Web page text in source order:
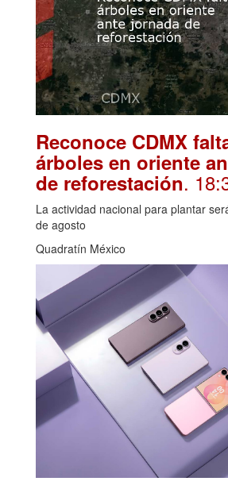
Reconoce CDMX
árboles en oriente
de reforestación.
La actividad nacional para plantar
de agosto
Quadratín México